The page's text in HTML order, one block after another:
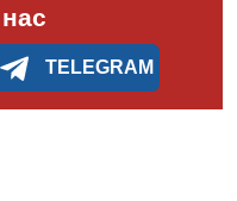
TELEGRAM